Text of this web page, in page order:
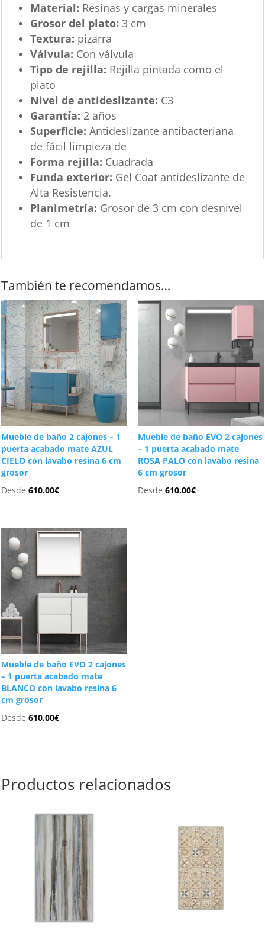
Material: Resinas y cargas minerales
Grosor del plato: 3 cm
Textura: pizarra
Válvula: Con válvula
Tipo de rejilla: Rejilla pintada como el
plato
Nivel de antideslizante: C3
Garantía: 2 años
Superficie: Antideslizante antibacteriana
de fácil limpieza de
Forma rejilla: Cuadrada
Funda exterior: Gel Coat antideslizante de
Alta Resistencia.
Planimetría: Grosor de 3 cm con desnivel
de 1 cm
También te recomendamos…
Mueble de baño 2 cajones – 1
puerta acabado mate AZUL
CIELO con lavabo resina 6 cm
grosor
Desde610.00€
Mueble de baño EVO 2 cajones
– 1 puerta acabado mate
ROSA PALO con lavabo resina
6 cm grosor
Desde 610.00€
Mueble de baño EVO 2 cajones
– 1 puerta acabado mate
BLANCO con lavabo resina 6
cm grosor
Desde610.00€
Productos relacionados